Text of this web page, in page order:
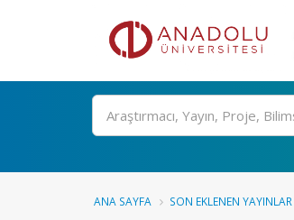
Ara
ANA SAYFA SON EKLENEN YAYINLAR